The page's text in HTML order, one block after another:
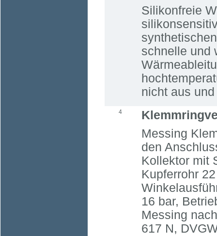
Silikonfreie
schnelle und
nicht aus
4
Messing
den
Kollektor mit
Kupferrohr
16 bar,
Messing
617 N,